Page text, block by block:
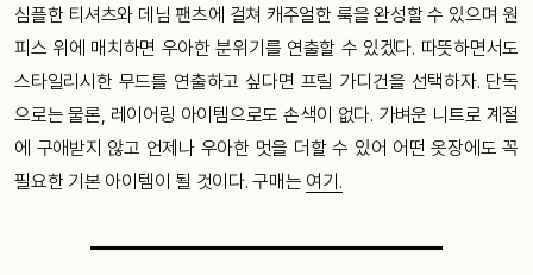
심플한 티셔츠와 데님 팬츠에 걸쳐 캐주얼한 룩을 완성할 수 있으며 원
피스 위에 매치하면 우아한 분위기를 연출할 수 있겠다. 따뜻하면서도
스타일리시한 무드를 연출하고 싶다면 프릴 가디건을 선택하자. 단독
으로는 물론, 레이어링 아이템으로도 손색이 없다. 가벼운 니트로 계절
에 구애받지 않고 언제나 우아한 멋을 더할 수 있어 어떤 옷장에도 꼭
필요한 기본 아이템이 될 것이다. 구매는 여기.